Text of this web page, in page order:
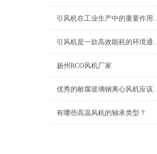
引风机在工业生
引风机是一款
扬州RCO风机厂家
优秀的耐腐玻璃钢
有哪些高温风机的轴承类型？